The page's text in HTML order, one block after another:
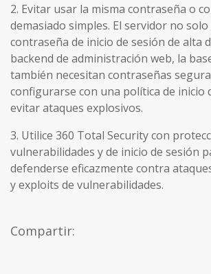
2. Evitar usar la misma contraseña o
demasiado simples. El servidor no
contraseña de inicio de sesión de alta
backend de administración web, la
también necesitan contraseñas
configurarse con una política de inicio
evitar ataques explosivos.
3. Utilice 360 ​​Total Security con
vulnerabilidades y de inicio de sesión
defenderse eficazmente contra
y exploits de vulnerabilidades.
Compartir: